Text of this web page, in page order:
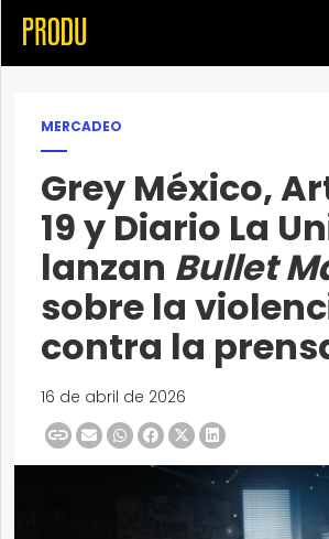
MERCADEO
Grey México,
19 y Diario La
lanzan Bullet
sobre la
contra la
16 de abril de 2026